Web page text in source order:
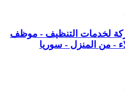
لخدمات التنظيف - موظف
- من المنزل - سوريا